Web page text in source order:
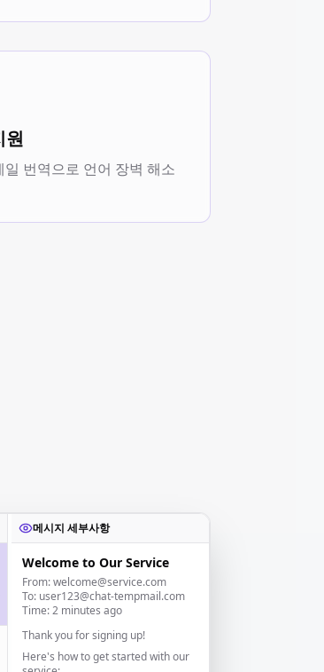
원
일 번역으로 언어 장벽 해소
메시지 세부사항
Welcome to Our Service
From: welcome@service.com
To: user123@chat-tempmail.com
Time: 2 minutes ago
Thank you for signing up!
Here's how to get started with our